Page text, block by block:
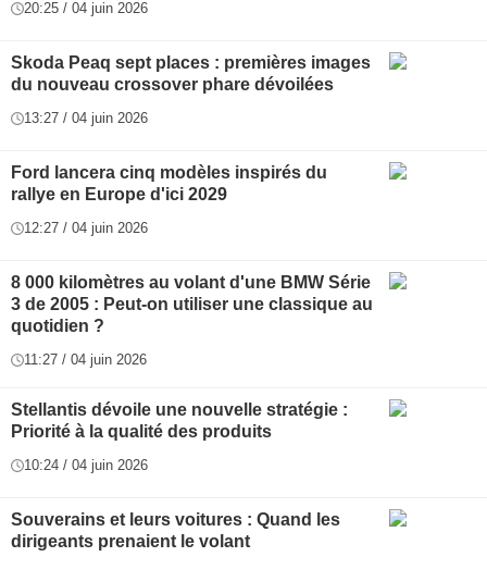
20:25 / 04 juin 2026
Skoda Peaq sept places : premières images
du nouveau crossover phare dévoilées
13:27 / 04 juin 2026
Ford lancera cinq modèles inspirés du
rallye en Europe d'ici 2029
12:27 / 04 juin 2026
8 000 kilomètres au volant d'une BMW Série
3 de 2005 : Peut-on utiliser une classique au
quotidien ?
11:27 / 04 juin 2026
Stellantis dévoile une nouvelle stratégie :
Priorité à la qualité des produits
10:24 / 04 juin 2026
Souverains et leurs voitures : Quand les
dirigeants prenaient le volant